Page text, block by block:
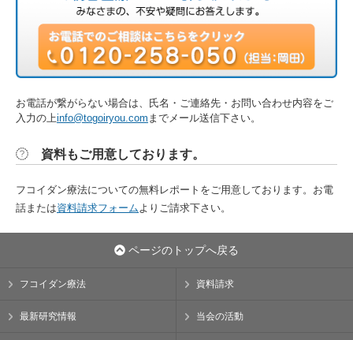
お電話が繋がらない場合は、氏名・ご連絡先・お問い合わせ内容をご
入力の上info@togoiryou.com までメール送信下さい。
資料もご用意しております。
フコイダン療法についての無料レポートをご用意しております。お電
話または資料請求フォーム よりご請求下さい。
ページのトップへ戻る
フコイダン療法 資料請求
最新研究情報 当会の活動